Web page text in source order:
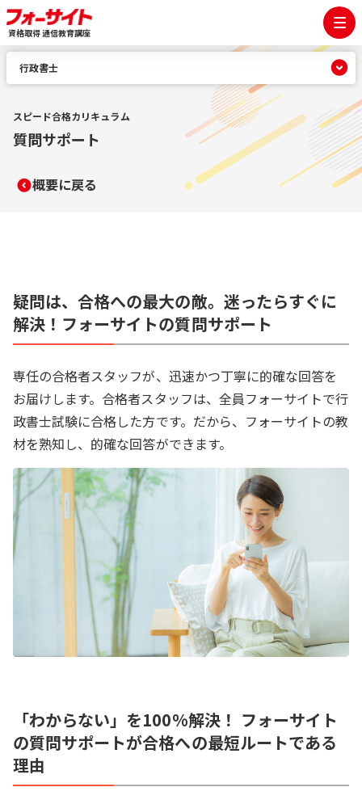
資格取得 通信教育講座
スピード合格カリキュラム
質問サポート
概要に戻る
疑問は、合格への最大の敵。迷ったらすぐに
解決！フォーサイトの質問サポート
専任の合格者スタッフが、迅速かつ丁寧に的確な回答を
お届けします。合格者スタッフは、全員フォーサイトで行
政書士試験に合格した方です。だから、フォーサイトの教
材を熟知し、的確な回答ができます。
「わからない」を100%解決！ フォーサイト
の質問サポートが合格への最短ルートである
理由
行政書士